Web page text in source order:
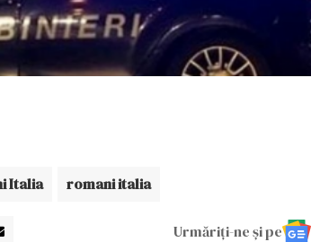
Italia romani italia
Urmăriți-ne și pe